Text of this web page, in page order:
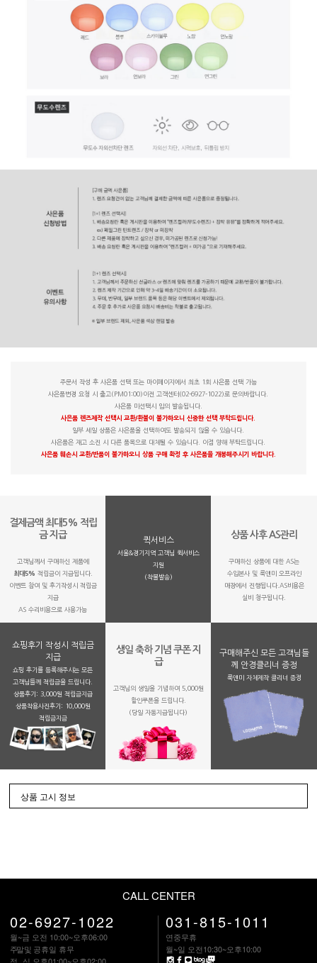
주문서 작성 후 사은품 선택 또는 마이페이지에서 최초 1회 사은품 선택 가능
사은품변경 요청 시 출고(PM01:00)이전 고객센터(02-6927-1022)로 문의바랍니다.
사은품 미선택시 임의 발송됩니다.
사은품 렌즈제작 선택시 교환/환불이 불가하오니 신중한 선택 부탁드립니다.
일부 세일 상품은 사은품을 선택하여도 발송되지 않을 수 있습니다.
사은품은 재고 소진 시 다른 품목으로 대체될 수 있습니다. 이점 양해 부탁드립니다.
사은품 훼손시 교환/반품이 불가하오니 상품 구매 확정 후 사은품을 개봉해주시기 바랍니다.
결제금액 최대5% 적립
금 지급
고객님께서 구매하신 제품에
최대5% 적립금이 지급됩니다.
이벤트 참여 및 후기작성시 적립금
지급
AS 수리비용으로 사용가능
퀵서비스
서울&경기지역 고객님 퀵서비스
지원
(착불발송)
상품 사후 AS관리
구매하신 상품에 대한 AS는
수입본사 및 룩앤미 오프라인
매장에서 진행됩니다.AS비용은
실비 청구됩니다.
쇼핑후기 작성시 적립금
지급
쇼핑 후기를 등록해주시는 모든
고객님들께 적립금을 드립니다.
상품후기: 3,000원 적립금지급
상품착용사진후기: 10,000원
적립금지금
생일 축하 기념 쿠폰 지
급
고객님의 생일을 기념하여 5,000원
할인쿠폰을 드립니다.
(당일 자동지급됩니다)
구매해주신 모든 고객님들
께 안경클리너 증정
룩앤미 자체제작 클리너 증정
상품 고시 정보
CALL CENTER
02-6927-1022
월~금 오전 10:00~오후06:00
주말및 공휴일 휴무
점 심 오후01:00~오후02:00
031-815-1011
연중무휴
월~일 오전10:30~오후10:00